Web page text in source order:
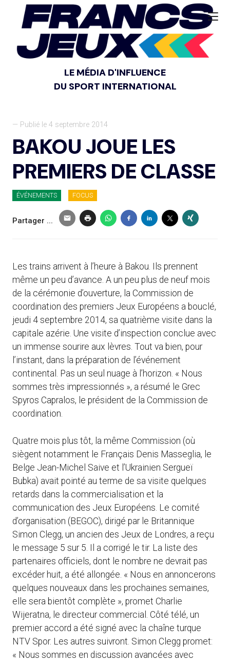
LE MÉDIA D'INFLUENCE
DU SPORT INTERNATIONAL
— Publié le 4 septembre 2014
BAKOU JOUE LES
PREMIERS DE CLASSE
ÉVÉNEMENTS FOCUS
Partager ...
Les trains arrivent à l’heure à Bakou. Ils prennent
même un peu d’avance. A un peu plus de neuf mois
de la cérémonie d’ouverture, la Commission de
coordination des premiers Jeux Européens a bouclé,
jeudi 4 septembre 2014, sa quatrième visite dans la
capitale azérie. Une visite d’inspection conclue avec
un immense sourire aux lèvres. Tout va bien, pour
l’instant, dans la préparation de l’événement
continental. Pas un seul nuage à l’horizon. « Nous
sommes très impressionnés », a résumé le Grec
Spyros Capralos, le président de la Commission de
coordination.
Quatre mois plus tôt, la même Commission (où
siègent notamment le Français Denis Masseglia, le
Belge Jean-Michel Saive et l’Ukrainien Sergueï
Bubka) avait pointé au terme de sa visite quelques
retards dans la commercialisation et la
communication des Jeux Européens. Le comité
d’organisation (BEGOC), dirigé par le Britannique
Simon Clegg, un ancien des Jeux de Londres, a reçu
le message 5 sur 5. Il a corrigé le tir. La liste des
partenaires officiels, dont le nombre ne devrait pas
excéder huit, a été allongée. « Nous en annoncerons
quelques nouveaux dans les prochaines semaines,
elle sera bientôt complète », promet Charlie
Wijeratna, le directeur commercial. Côté télé, un
premier accord a été signé avec la chaîne turque
NTV Spor. Les autres suivront. Simon Clegg promet:
« Nous sommes en discussion avancées avec